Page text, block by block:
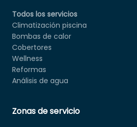
Todos los servicios
Climatización piscina
Bombas de calor
Cobertores
Wellness
Reformas
Análisis de agua
Zonas de servicio